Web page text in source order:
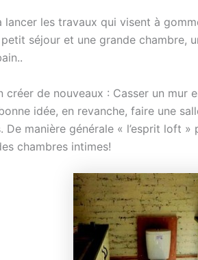
lancer les travaux qui visent à
séjour et une grande chambre,
créer de nouveaux : Casser un
idée, en revanche, faire une
De manière générale « l’esprit loft
chambres intimes!